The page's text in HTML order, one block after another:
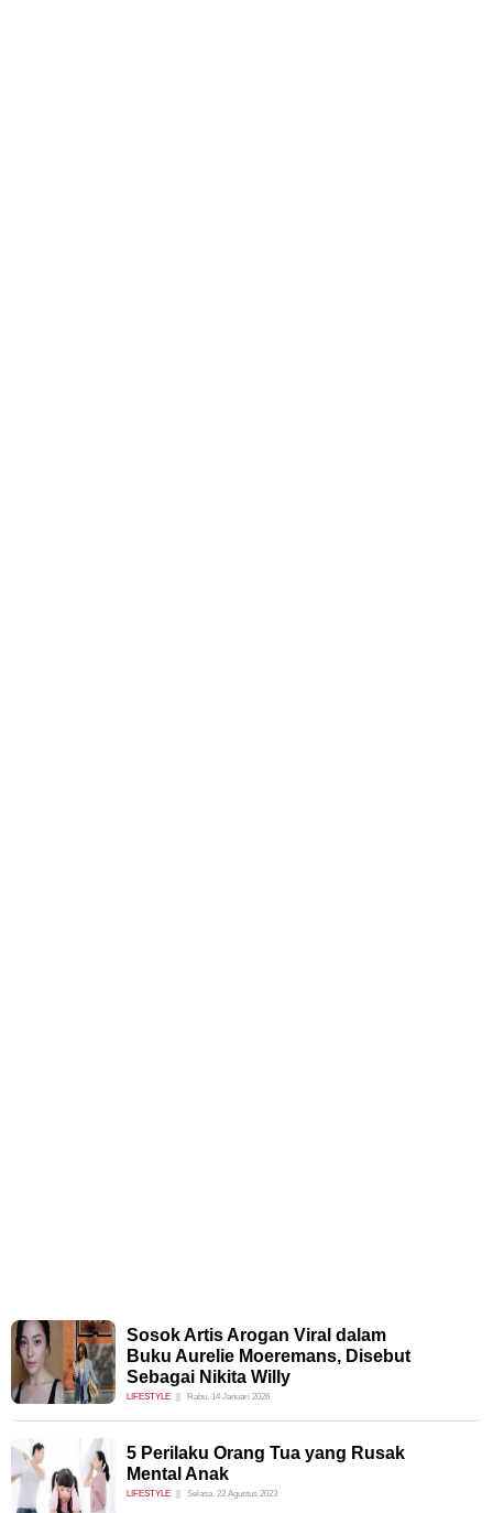
Sosok Artis Arogan Viral dalam
Buku Aurelie Moeremans, Disebut
Sebagai Nikita Willy
LIFESTYLE Rabu, 14 Januari 2026
5 Perilaku Orang Tua yang Rusak
Mental Anak
LIFESTYLE Selasa, 22 Agustus 2023